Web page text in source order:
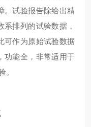
。试验报告除给出精
排列的试验数据，
可作为原始试验数据
功能全，非常适用于
。